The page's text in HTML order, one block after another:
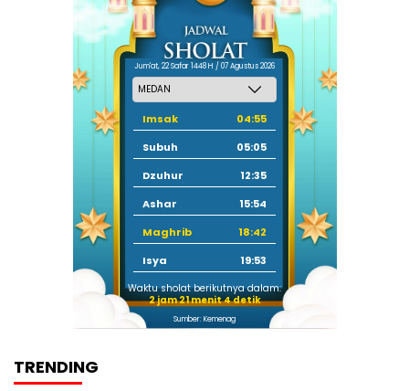
Jum'at, 22 Safar 1448 H / 07 Agustus 2026
Imsak
04:55
Subuh
05:05
Dzuhur
12:35
Ashar
15:54
Maghrib
18:42
Isya
19:53
Waktu sholat berikutnya dalam:
2 jam 21 menit 3 detik
Sumber: Kemenag
TRENDING